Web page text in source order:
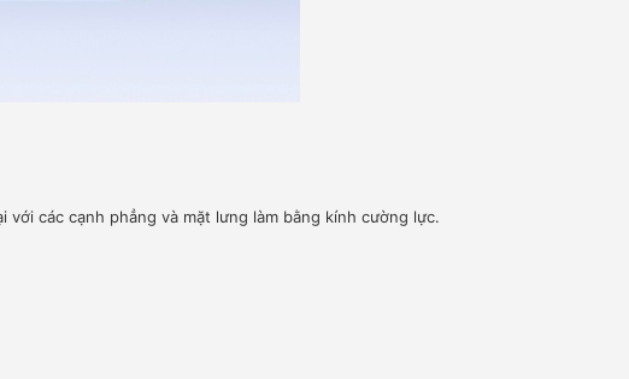
các cạnh phẳng và mặt lưng làm bằng kính cường lực.